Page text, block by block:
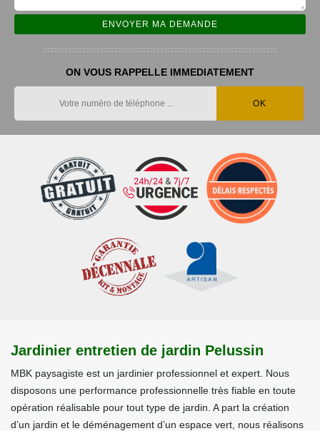
ON VOUS RAPPELLE IMMEDIATEMENT
Jardinier entretien de jardin Pelussin
MBK paysagiste est un jardinier professionnel et expert. Nous
disposons une performance professionnelle très fiable en toute
opération réalisable pour tout type de jardin. A part la création
d’un jardin et le déménagement d’un espace vert, nous réalisons